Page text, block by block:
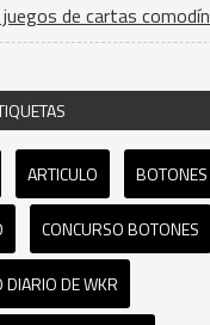
de cartas comodín
ARTICULO BOTONES
CONCURSO BOTONES
DIARIO DE WKR